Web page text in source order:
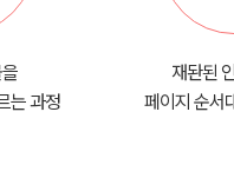
는 과정
재돤된
페이지 순서